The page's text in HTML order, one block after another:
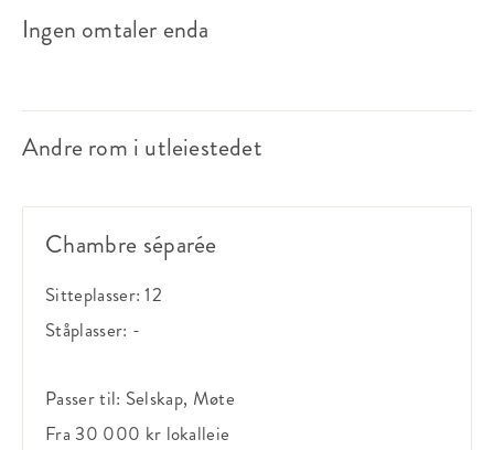
Ingen omtaler enda
Andre rom i utleiestedet
Chambre séparée
Sitteplasser:12
Ståplasser: -
Passer til: Selskap, Møte
Fra 30 000 kr lokalleie